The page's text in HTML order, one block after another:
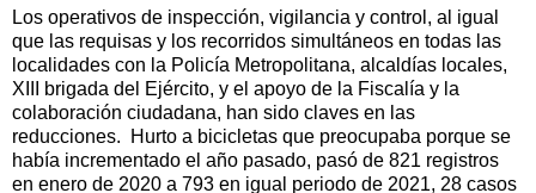
Los operativos de inspección, vigilancia y control, al igual
que las requisas y los recorridos simultáneos en todas las
localidades con la Policía Metropolitana, alcaldías locales,
XIII brigada del Ejército, y el apoyo de la Fiscalía y la
colaboración ciudadana, han sido claves en las
reducciones. Hurto a bicicletas que preocupaba porque se
había incrementado el año pasado, pasó de 821 registros
en enero de 2020 a 793 en igual periodo de 2021, 28 casos